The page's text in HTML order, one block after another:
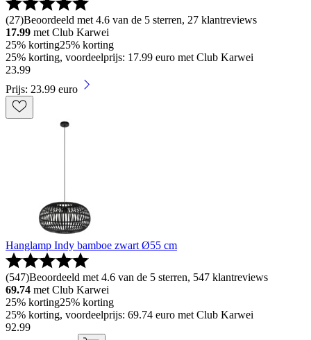
(27)Beoordeeld met 4.6 van de 5 sterren, 27 klantreviews
17.99 met Club Karwei
25% korting25% korting
25% korting, voordeelprijs: 17.99 euro met Club Karwei
23.99
Prijs: 23.99 euro
Hanglamp Indy bamboe zwart Ø55 cm
(547)Beoordeeld met 4.6 van de 5 sterren, 547 klantreviews
69.74 met Club Karwei
25% korting25% korting
25% korting, voordeelprijs: 69.74 euro met Club Karwei
92.99